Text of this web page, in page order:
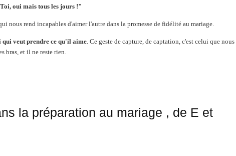
oui mais tous les jours !"
nous rend incapables d'aimer l'autre dans la promesse de fidélité au mariage.
veut prendre ce qu'il aime. Ce geste de capture, de captation, c'est celui que
bras, et il ne reste rien.
la préparation au mariage , de E et